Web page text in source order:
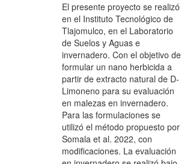
El presente proyecto se realizó
en el Instituto Tecnológico de
Tlajomulco, en el Laboratorio
de Suelos y Aguas e
invernadero. Con el objetivo de
formular un nano herbicida a
partir de extracto natural de D-
Limoneno para su evaluación
en malezas en invernadero.
Para las formulaciones se
utilizó el método propuesto por
Somala et al. 2022, con
modificaciones. La evaluación